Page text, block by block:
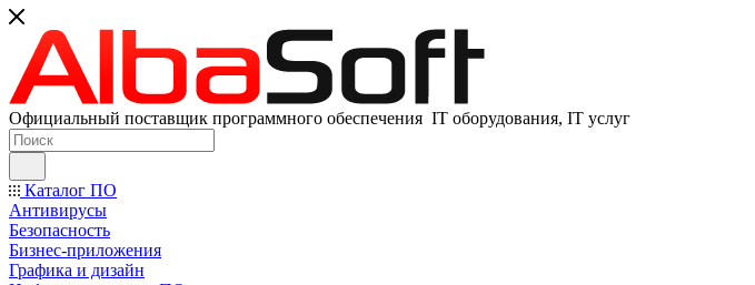
Официальный поставщик программного обеспечения IT оборудования, IT услуг
Каталог ПО
Антивирусы
Безопасность
Бизнес-приложения
Графика и дизайн